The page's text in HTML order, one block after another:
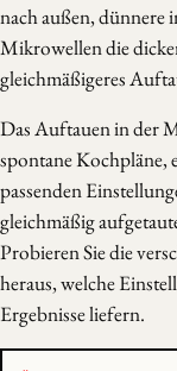
nach außen, dünnere
Mikrowellen die
gleichmäßigeres
Das Auftauen in der
spontane Kochpläne,
passenden
gleichmäßig
Probieren Sie die
heraus, welche
Ergebnisse liefern.